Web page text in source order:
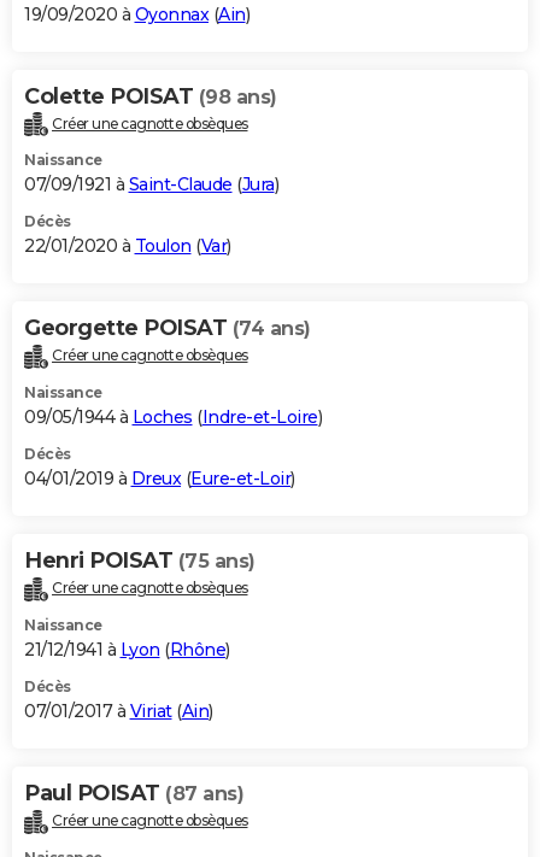
19/09/2020 à Oyonnax (Ain)
Colette POISAT (98 ans)
Créer une cagnotte obsèques
Naissance
07/09/1921 à Saint-Claude (Jura)
Décès
22/01/2020 à Toulon (Var)
Georgette POISAT (74 ans)
Créer une cagnotte obsèques
Naissance
09/05/1944 à Loches (Indre-et-Loire)
Décès
04/01/2019 à Dreux(Eure-et-Loir)
Henri POISAT (75 ans)
Créer une cagnotte obsèques
Naissance
21/12/1941 à Lyon (Rhône)
Décès
07/01/2017 à Viriat(Ain)
Paul POISAT (87 ans)
Créer une cagnotte obsèques